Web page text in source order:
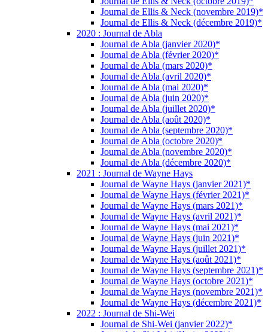
Journal de Ellis & Neck (novembre 2019)*
Journal de Ellis & Neck (décembre 2019)*
2020 : Journal de Abla
Journal de Abla (janvier 2020)*
Journal de Abla (février 2020)*
Journal de Abla (mars 2020)*
Journal de Abla (avril 2020)*
Journal de Abla (mai 2020)*
Journal de Abla (juin 2020)*
Journal de Abla (juillet 2020)*
Journal de Abla (août 2020)*
Journal de Abla (septembre 2020)*
Journal de Abla (octobre 2020)*
Journal de Abla (novembre 2020)*
Journal de Abla (décembre 2020)*
2021 : Journal de Wayne Hays
Journal de Wayne Hays (janvier 2021)*
Journal de Wayne Hays (février 2021)*
Journal de Wayne Hays (mars 2021)*
Journal de Wayne Hays (avril 2021)*
Journal de Wayne Hays (mai 2021)*
Journal de Wayne Hays (juin 2021)*
Journal de Wayne Hays (juillet 2021)*
Journal de Wayne Hays (août 2021)*
Journal de Wayne Hays (septembre 2021)*
Journal de Wayne Hays (octobre 2021)*
Journal de Wayne Hays (novembre 2021)*
Journal de Wayne Hays (décembre 2021)*
2022 : Journal de Shi-Wei
Journal de Shi-Wei (janvier 2022)*